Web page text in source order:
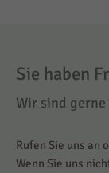
Sie haben
Wir sind
Rufen Sie uns an
Wenn Sie uns